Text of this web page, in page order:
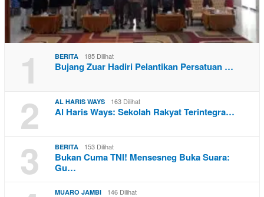
1 BERITA 185 Dilihat
Bujang Zuar Hadiri Pelantikan Persatuan …
2 AL HARIS WAYS 163 Dilihat
Al Haris Ways: Sekolah Rakyat Terintegra…
3 BERITA 153 Dilihat
Bukan Cuma TNI! Mensesneg Buka Suara:
Gu…
MUARO JAMBI 146 Dilihat